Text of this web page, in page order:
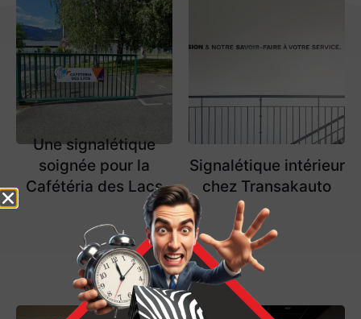
Une signalétique
soignée pour la
Cafétéria des Lacs
Signalétique intérieur
chez Transakauto